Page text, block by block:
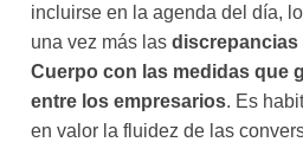
incluirse en la agenda del día,
una vez más las discrepancias
Cuerpo con las medidas que
entre los empresarios. Es
en valor la fluidez de las